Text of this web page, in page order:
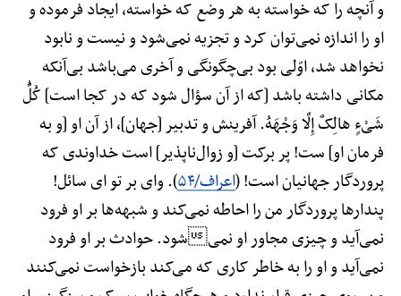
و آنچه را که خواسته به هر وضع که خواسته، ایجاد فرموده و
او را اندازه نمی‌توان کرد و تجزیه نمی‌شود و نیست و نابود
نخواهد شد، اوّلی بود بی‌چگونگی و آخری می‌باشد بی‌آنکه
مکانی داشته باشد [که از آن سؤال شود که در کجا است] کُلُّ
شَیْءٍ هالِکٌ إِلَّا وَجْهَهُ. آفرینش و تدبیر [جهان]، از آن او [و به
فرمان او] ست! پر برکت [و زوال‌ناپذیر] است خداوندی که
پروردگار جهانیان است! (اعراف/۵۴
). وای بر تو ای سائل!
پندارها پروردگار من را احاطه نمی‌کند و شبهه‌ها بر او فرود
نمی‌آید و چیزی مجاور او نمیشود. حوادث بر او فرود
نمی‌آید و او را به خاطر کاری که می‌کند بازخواست نمی‌کنند